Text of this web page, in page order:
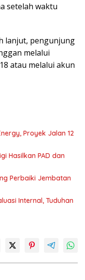
setelah waktu
lanjut, pengunjung
melalui
atau melalui akun
Proyek Jalan 12
Hasilkan PAD dan
Perbaiki Jembatan
Internal, Tuduhan